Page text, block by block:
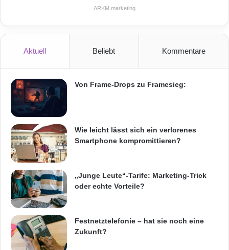
ARKM.marketing
Aktuell Beliebt Kommentare
Von Frame-Drops zu Framesieg:
Wie leicht lässt sich ein verlorenes
Smartphone kompromittieren?
„Junge Leute“-Tarife: Marketing-Trick
oder echte Vorteile?
Festnetztelefonie – hat sie noch eine
Zukunft?